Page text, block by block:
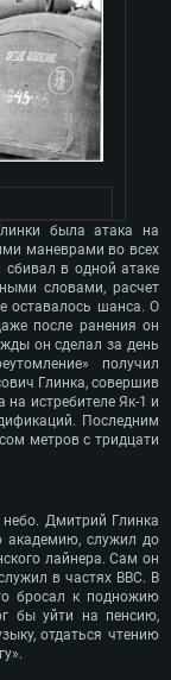
была атака на
маневрами во всех
сбивал в одной атаке
словами, расчет
оставалось шанса. О
после ранения он
он сделал за день
получил
Глинка, совершив
истребителе Як-1 и
Последним
метров с тридцати
Дмитрий Глинка
академию, служил до
лайнера. Сам он
в частях ВВС. В
бросал к подножию
бы уйти на пенсию,
отдаться чтению